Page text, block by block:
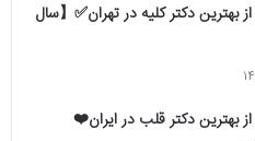
10 تا از بهترین دکتر کلیه در تهران✅【سال
10 تا از بهترین دکتر قلب در ایران❤️